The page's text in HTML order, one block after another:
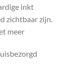
inkt
zichtbaar zijn.
meer